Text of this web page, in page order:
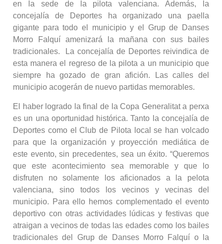
en la sede de la pilota valenciana. Además, la
concejalía de Deportes ha organizado una paella
gigante para todo el municipio y el Grup de Danses
Morro Falquí amenizará la mañana con sus bailes
tradicionales. La concejalía de Deportes reivindica de
esta manera el regreso de la pilota a un municipio que
siempre ha gozado de gran afición. Las calles del
municipio acogerán de nuevo partidas memorables.
El haber logrado la final de la Copa Generalitat a perxa
es un una oportunidad histórica. Tanto la concejalía de
Deportes como el Club de Pilota local se han volcado
para que la organización y proyección mediática de
este evento, sin precedentes, sea un éxito. “Queremos
que este acontecimiento sea memorable y que lo
disfruten no solamente los aficionados a la pelota
valenciana, sino todos los vecinos y vecinas del
municipio. Para ello hemos complementado el evento
deportivo con otras actividades lúdicas y festivas que
atraigan a vecinos de todas las edades como los bailes
tradicionales del Grup de Danses Morro Falquí o la